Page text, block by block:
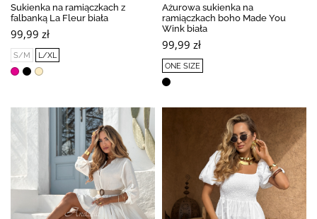
Sukienka na ramiączkach z
falbanką La Fleur biała
99,99 zł
S/M L/XL
Ażurowa sukienka na
ramiączkach boho Made You
Wink biała
99,99 zł
ONE SIZE